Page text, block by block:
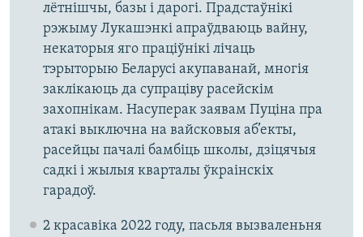
лётнішчы, базы і дарогі. Прадстаўнікі
рэжыму Лукашэнкі апраўдваюць вайну,
некаторыя яго праціўнікі лічаць
тэрыторыю Беларусі акупаванай, многія
заклікаюць да супраціву расейскім
захопнікам. Насуперак заявам Пуціна пра
атакі выключна на вайсковыя аб’екты,
расейцы пачалі бамбіць школы, дзіцячыя
садкі і жылыя кварталы ўкраінскіх
гарадоў.
2 красавіка 2022 году, пасьля вызваленьня